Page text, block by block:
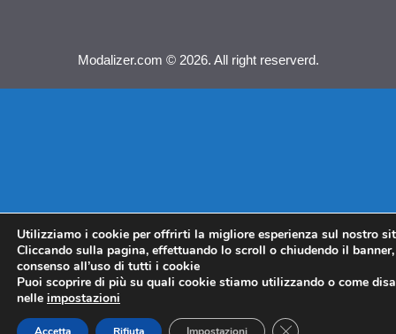
Modalizer.com © 2026. All right reserverd.
Utilizziamo i cookie per offrirti la migliore esperienza sul nostro
Cliccando sulla pagina, effettuando lo scroll o chiudendo il
consenso all’uso di tutti i cookie
Puoi scoprire di più su quali cookie stiamo utilizzando o come
nelle impostazioni
CLOSE GDPR